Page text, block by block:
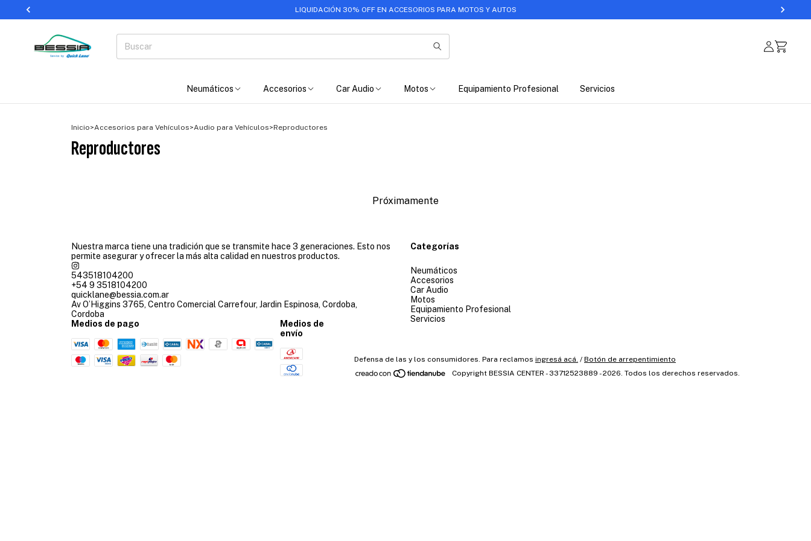
LIQUIDACIÓN 30% OFF EN ACCESORIOS PARA MOTOS Y AUTOS
Neumáticos Accesorios Car Audio Motos Equipamiento Profesional Servicios
Inicio>Accesorios para Vehículos>Audio para Vehículos>Reproductores
Reproductores
Próximamente
Nuestra marca tiene una tradición que se transmite hace 3 generaciones. Esto nos
permite asegurar y ofrecer la más alta calidad en nuestros productos.
543518104200
+54 9 3518104200
quicklane@bessia.com.ar
Av O’Higgins 3765, Centro Comercial Carrefour, Jardin Espinosa, Cordoba,
Cordoba
Categorías
Neumáticos
Accesorios
Car Audio
Motos
Equipamiento Profesional
Servicios
Medios de pago
Medios de
envío
Defensa de las y los consumidores. Para reclamos ingresá acá. / Botón de arrepentimiento
Copyright BESSIA CENTER - 33712523889 - 2026. Todos los derechos reservados.